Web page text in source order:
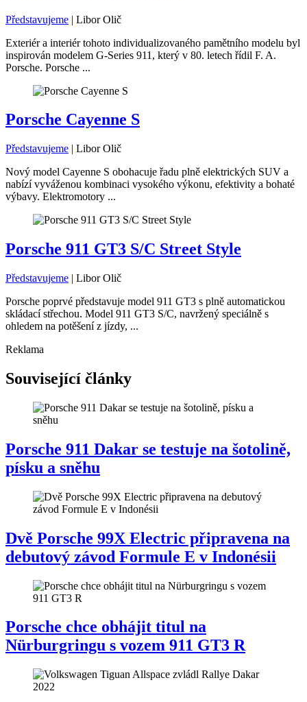
Představujeme | Libor Olič
Exteriér a interiér tohoto individualizovaného pamětního modelu byl
inspirován modelem G-Series 911, který v 80. letech řídil F. A.
Porsche. Porsche ...
Porsche Cayenne S
Představujeme | Libor Olič
Nový model Cayenne S obohacuje řadu plně elektrických SUV a
nabízí vyváženou kombinaci vysokého výkonu, efektivity a bohaté
výbavy. Elektromotory ...
Porsche 911 GT3 S/C Street Style
Představujeme | Libor Olič
Porsche poprvé představuje model 911 GT3 s plně automatickou
skládací střechou. Model 911 GT3 S/C, navržený speciálně s
ohledem na potěšení z jízdy, ...
Reklama
Související články
Porsche 911 Dakar se testuje na šotolině,
písku a sněhu
Dvě Porsche 99X Electric připravena na
debutový závod Formule E v Indonésii
Porsche chce obhájit titul na
Nürburgringu s vozem 911 GT3 R